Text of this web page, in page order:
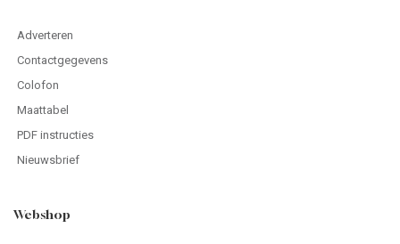
Adverteren
Contactgegevens
Colofon
Maattabel
PDF instructies
Nieuwsbrief
Webshop